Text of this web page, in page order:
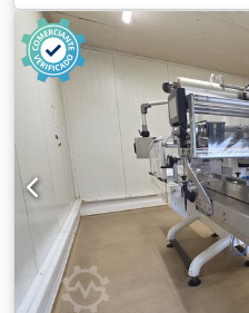
TENOR/TREGOR -
EUROMAP - JAC -
SINMAG - PAVAILLER
unitarios y al por mayor. Se
una moldeadora, que
trasera - Banda inferior de